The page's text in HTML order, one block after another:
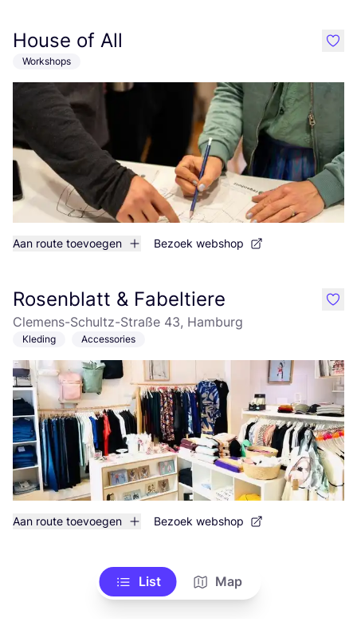
House of All
Workshops
Aan route toevoegen Bezoek webshop
like
Rosenblatt & Fabeltiere
Clemens-Schultz-Straße 43, Hamburg
Kleding Accessories
Aan route toevoegen Bezoek webshop
like
List Map